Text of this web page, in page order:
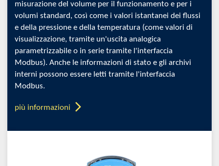
misurazione del volume per il funzionamento e per i
volumi standard, così come i valori istantanei dei flussi
e della pressione e della temperatura (come valori di
visualizzazione, tramite un'uscita analogica
parametrizzabile o in serie tramite l'interfaccia
Modbus). Anche le informazioni di stato e gli archivi
interni possono essere letti tramite l'interfaccia
Modbus.
più informazioni